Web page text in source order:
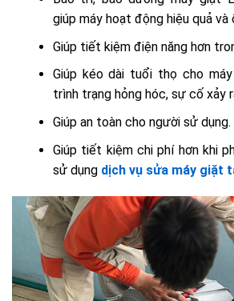
giúp máy hoạt động hiệu quả và
Giúp tiết kiệm điện năng hơn
Giúp kéo dài tuổi thọ cho
trình trạng hỏng hóc, sự cố xảy
Giúp an toàn cho người sử dụng.
Giúp tiết kiệm chi phí hơn khi
sử dụng dịch vụ sửa máy giặt